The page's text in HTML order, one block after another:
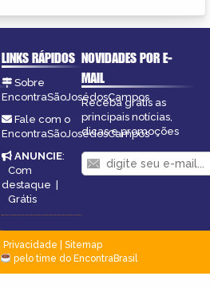
LINKS RÁPIDOS
Sobre
EncontraSãoJosédosCampos
Fale com o
EncontraSãoJosédosCampos
ANUNCIE:
Com
destaque
Grátis
NOVIDADES POR E-
MAIL
Receba grátis as
principais notícias,
dicas e promoções
Privacidade
Sitemap
pelo time do EncontraBrasil